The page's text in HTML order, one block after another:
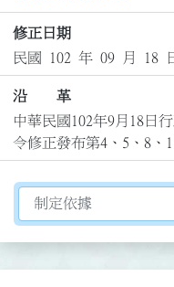
修正日期
民國 102 年 09 月 18
沿 革
中華民國102年9月18日
令修正發布第4、5、8、
切換選擇法規資訊內容